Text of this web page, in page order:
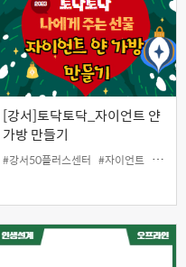
[강서]토닥토닥_자이언트 얀
가방 만들기
#강서50플러스센터 #자이언트 #자이